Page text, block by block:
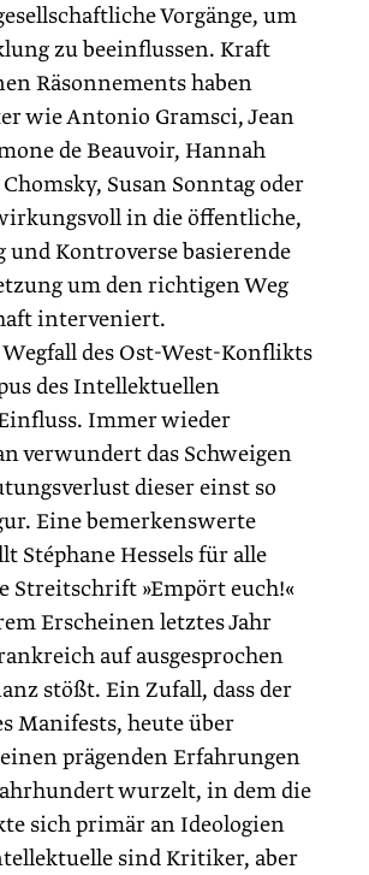
Vorgänge, um
zu beeinflussen. Kraft
Räsonnements haben
wie Antonio Gramsci, Jean
de Beauvoir, Hannah
Susan Sonntag oder
in die öffentliche,
und Kontroverse basierende
um den richtigen Weg
interveniert.
des Ost-West-Konflikts
des Intellektuellen
Immer wieder
verwundert das Schweigen
dieser einst so
Eine bemerkenswerte
Stéphane Hessels für alle
Streitschrift »Empört euch!«
Erscheinen letztes Jahr
auf ausgesprochen
stößt. Ein Zufall, dass der
Manifests, heute über
prägenden Erfahrungen
wurzelt, in dem die
sich primär an Ideologien
sind Kritiker, aber